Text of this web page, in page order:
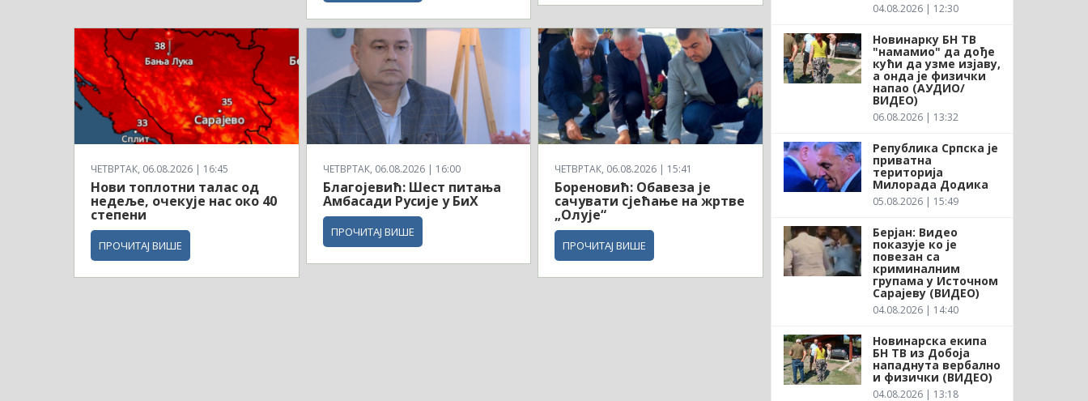
ЧЕТВРТАК, 06.08.2026 | 16:45
Нови топлотни талас од
недеље, очекује нас око 40
степени
ПРОЧИТАЈ ВИШЕ
ЧЕТВРТАК, 06.08.2026 | 16:00
Благојевић: Шест питања
Амбасади Русије у БиХ
ПРОЧИТАЈ ВИШЕ
ЧЕТВРТАК, 06.08.2026 | 15:41
Бореновић: Обавеза је
сачувати сјећање на жртве
„Олује“
ПРОЧИТАЈ ВИШЕ
04.08.2026 | 12:30
Новинарку БН ТВ
"намамио" да дође
кући да узме изјаву,
а онда је физички
напао (АУДИО/
ВИДЕО)
06.08.2026 | 13:32
Република Српска је
приватна
територија
Милорада Додика
05.08.2026 | 15:49
Берјан: Видео
показује ко је
повезан са
криминалним
групама у Источном
Сарајеву (ВИДЕО)
04.08.2026 | 14:40
Новинарска екипа
БН ТВ из Добоја
нападнута вербално
и физички (ВИДЕО)
04.08.2026 | 13:18